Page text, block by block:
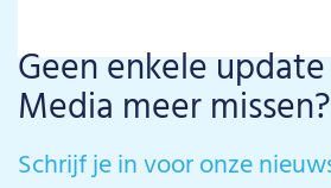
Geen enkele
Media meer missen?
Schrijf je in voor onze